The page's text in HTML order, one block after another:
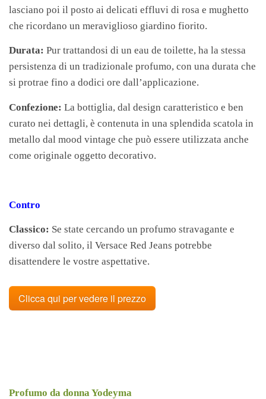
lasciano poi il posto ai delicati effluvi di rosa e mughetto
che ricordano un meraviglioso giardino fiorito.
Durata: Pur trattandosi di un eau de toilette, ha la stessa
persistenza di un tradizionale profumo, con una durata che
si protrae fino a dodici ore dall’applicazione.
Confezione: La bottiglia, dal design caratteristico e ben
curato nei dettagli, è contenuta in una splendida scatola in
metallo dal mood vintage che può essere utilizzata anche
come originale oggetto decorativo.
Contro
Classico: Se state cercando un profumo stravagante e
diverso dal solito, il Versace Red Jeans potrebbe
disattendere le vostre aspettative.
Clicca qui per vedere il prezzo
Profumo da donna Yodeyma